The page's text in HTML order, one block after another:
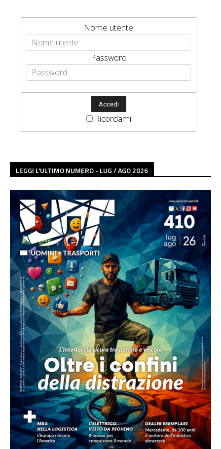
Nome utente
Password
Ricordami
LEGGI L'ULTIMO NUMERO - LUG / AGO 2026